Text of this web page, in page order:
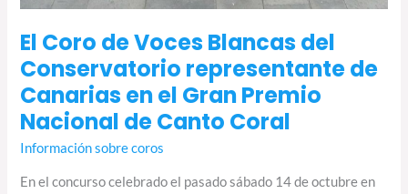
El Coro de Voces Blancas del
Conservatorio representante de
Canarias en el Gran Premio
Nacional de Canto Coral
Información sobre coros
En el concurso celebrado el pasado sábado 14 de octubre en
de
Canto
Coral